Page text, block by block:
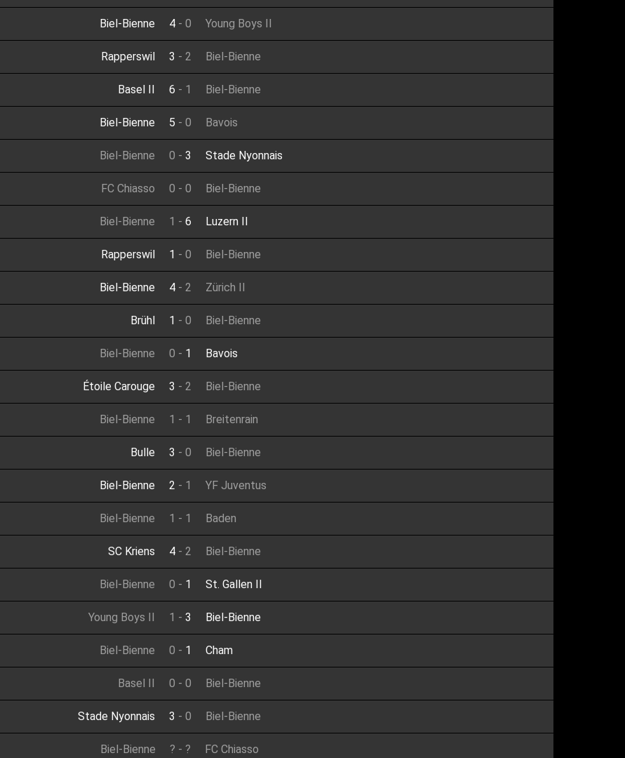
Biel-Bienne 4 - 0 Young Boys II
Rapperswil 3 - 2 Biel-Bienne
Basel II 6 - 1 Biel-Bienne
Biel-Bienne 5 - 0 Bavois
Biel-Bienne 0 - 3 Stade Nyonnais
FC Chiasso 0 - 0 Biel-Bienne
Biel-Bienne 1 - 6 Luzern II
Rapperswil 1 - 0 Biel-Bienne
Biel-Bienne 4 - 2 Zürich II
Brühl 1 - 0 Biel-Bienne
Biel-Bienne 0 - 1 Bavois
Étoile Carouge 3 - 2 Biel-Bienne
Biel-Bienne 1 - 1 Breitenrain
Bulle 3 - 0 Biel-Bienne
Biel-Bienne 2 - 1 YF Juventus
Biel-Bienne 1 - 1 Baden
SC Kriens 4 - 2 Biel-Bienne
Biel-Bienne 0 - 1 St. Gallen II
Young Boys II 1 - 3 Biel-Bienne
Biel-Bienne 0 - 1 Cham
Basel II 0 - 0 Biel-Bienne
Stade Nyonnais 3 - 0 Biel-Bienne
Biel-Bienne ? - ? FC Chiasso